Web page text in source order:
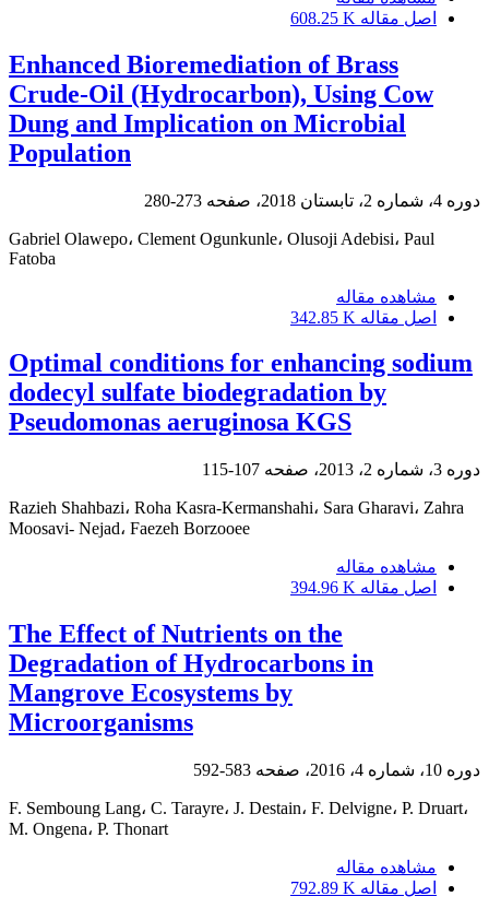
اصل مقاله 608.25 K
Enhanced Bioremediation of Brass
Crude-Oil (Hydrocarbon), Using Cow
Dung and Implication on Microbial
Population
دوره 4، شماره 2، تابستان 2018، صفحه 273-280
Gabriel Olawepo، Clement Ogunkunle، Olusoji Adebisi، Paul
Fatoba
مشاهده مقاله
اصل مقاله 342.85 K
Optimal conditions for enhancing sodium
dodecyl sulfate biodegradation by
Pseudomonas aeruginosa KGS
دوره 3، شماره 2، 2013، صفحه 107-115
Razieh Shahbazi، Roha Kasra-Kermanshahi، Sara Gharavi، Zahra
Moosavi- Nejad، Faezeh Borzooee
مشاهده مقاله
اصل مقاله 394.96 K
The Effect of Nutrients on the
Degradation of Hydrocarbons in
Mangrove Ecosystems by
Microorganisms
دوره 10، شماره 4، 2016، صفحه 583-592
F. Semboung Lang، C. Tarayre، J. Destain، F. Delvigne، P. Druart،
M. Ongena، P. Thonart
مشاهده مقاله
اصل مقاله 792.89 K